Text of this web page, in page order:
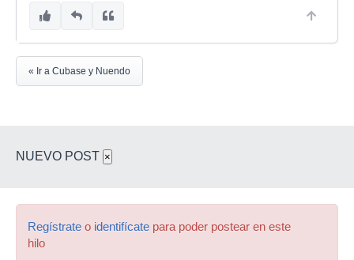
« Ir a Cubase y Nuendo
NUEVO POST ×
Regístrate o identifícate para poder postear en este
hilo